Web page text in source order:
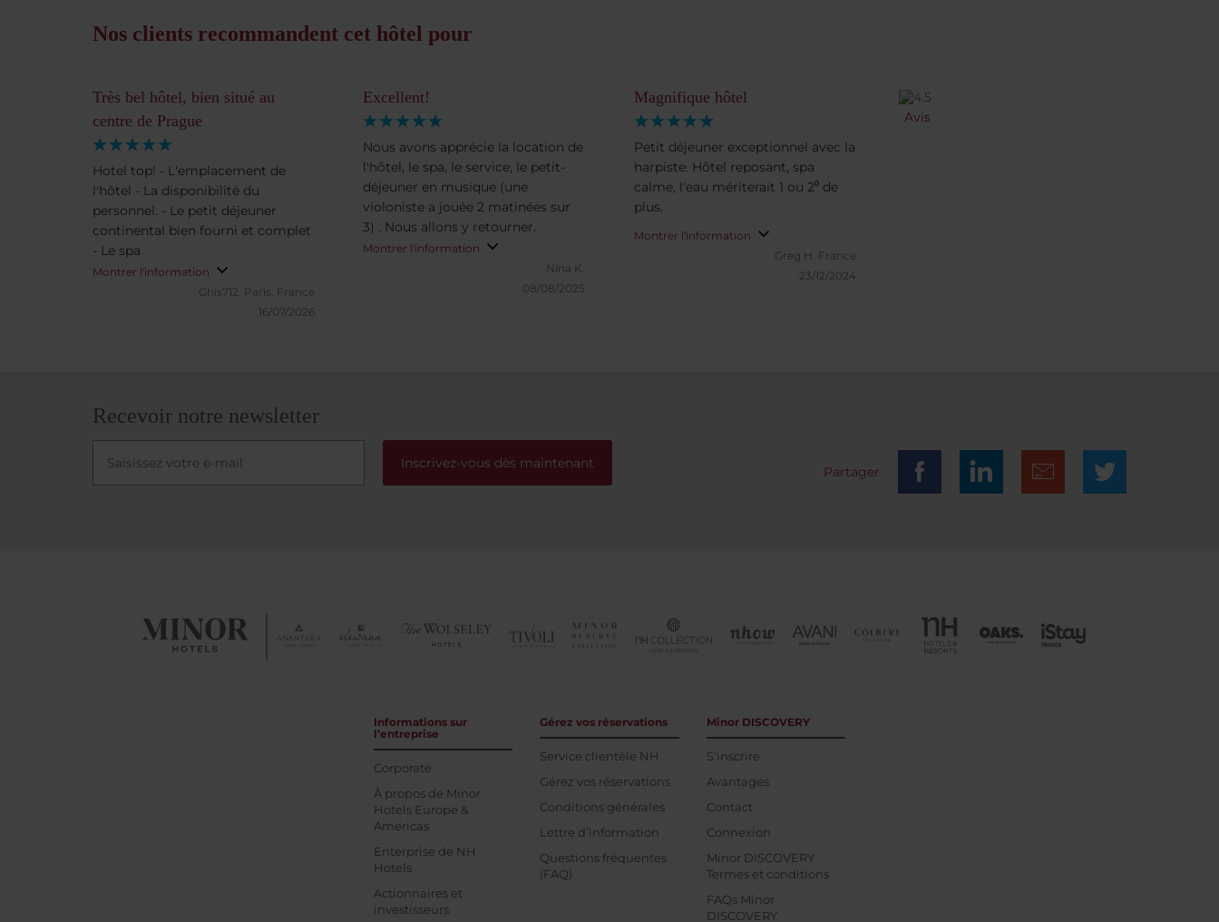
Nos clients recommandent cet hôtel pour
Très bel hôtel, bien situé au
centre de Prague
Hotel top! - L'emplacement de
l'hôtel - La disponibilité du
personnel. - Le petit déjeuner
continental bien fourni et complet
- Le spa
Montrer l'information
Ghis712.
Paris, France
16/07/2026
Excellent!
Nous avons apprécie la location de
l'hôtel, le spa, le service, le petit-
déjeuner en musique (une
violoniste a jouée 2 matinées sur
3) . Nous allons y retourner.
Montrer l'information
Nina K.
08/08/2025
Magnifique hôtel
Petit déjeuner exceptionnel avec la
harpiste. Hôtel reposant, spa
calme, l'eau mériterait 1 ou 2⁰ de
plus.
Montrer l'information
Greg H.
France
23/12/2024
Avis
Recevoir notre newsletter
Inscrivez-vous dès maintenant
Partager
Informations sur
l’entreprise
Corporate
À propos de Minor
Hotels Europe &
Americas
Enterprise de NH
Hotels
Actionnaires et
investisseurs
Gérez vos réservations
Service clientèle NH
Gérez vos réservations
Conditions générales
Lettre d’information
Questions fréquentes
(FAQ)
Minor DISCOVERY
S'inscrire
Avantages
Contact
Connexion
Minor DISCOVERY
Termes et conditions
FAQs Minor
DISCOVERY